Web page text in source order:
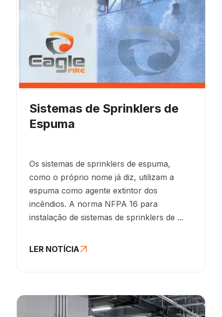
Sistemas de Sprinklers de
Espuma
Os sistemas de sprinklers de espuma,
como o próprio nome já diz, utilizam a
espuma como agente extintor dos
incêndios. A norma NFPA 16 para
instalação de sistemas de sprinklers de ...
LER NOTÍCIA